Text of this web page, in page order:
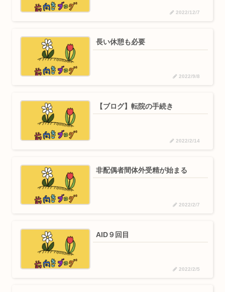
2022/12/7
長い休憩も必要
2022/9/8
【ブログ】転院の手続き
2022/2/14
非配偶者間体外受精が始まる
2022/2/7
AID９回目
2022/2/5